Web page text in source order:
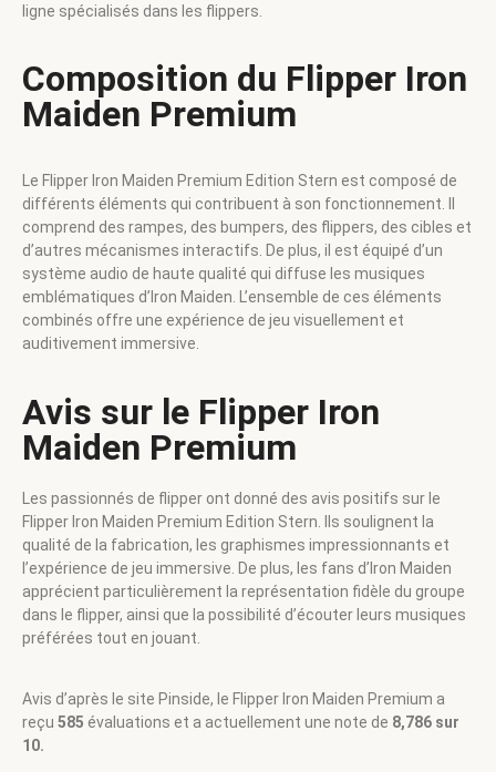
ligne spécialisés dans les flippers.
Composition du Flipper Iron
Maiden Premium
Le Flipper Iron Maiden Premium Edition Stern est composé de
différents éléments qui contribuent à son fonctionnement. Il
comprend des rampes, des bumpers, des flippers, des cibles et
d’autres mécanismes interactifs. De plus, il est équipé d’un
système audio de haute qualité qui diffuse les musiques
emblématiques d’Iron Maiden. L’ensemble de ces éléments
combinés offre une expérience de jeu visuellement et
auditivement immersive.
Avis sur le Flipper Iron
Maiden Premium
Les passionnés de flipper ont donné des avis positifs sur le
Flipper Iron Maiden Premium Edition Stern. Ils soulignent la
qualité de la fabrication, les graphismes impressionnants et
l’expérience de jeu immersive. De plus, les fans d’Iron Maiden
apprécient particulièrement la représentation fidèle du groupe
dans le flipper, ainsi que la possibilité d’écouter leurs musiques
préférées tout en jouant.
Avis d’après le site Pinside, le Flipper Iron Maiden Premium a
reçu 585 évaluations et a actuellement une note de 8,786 sur
10.